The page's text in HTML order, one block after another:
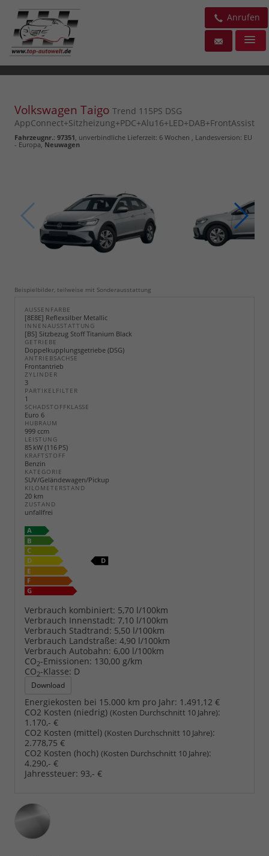
Anrufen
Volkswagen Taigo Trend 115PS DSG
AppConnect+Sitzheizung+PDC+Alu16+LED+DAB+FrontAssist
Fahrzeugnr.: 97351 , unverbindliche Lieferzeit: 6 Wochen , Landesversion: EU
- Europa,Neuwagen
Beispielbilder, teilweise mit Sonderausstattung
AUSSENFARBE
[8E8E] Reflexsilber Metallic
INNENAUSSTATTUNG
[BS] Sitzbezug Stoff Titanium Black
GETRIEBE
Doppelkupplungsgetriebe (DSG)
ANTRIEBSACHSE
Frontantrieb
ZYLINDER
3
PARTIKELFILTER
1
SCHADSTOFFKLASSE
Euro 6
HUBRAUM
999 ccm
LEISTUNG
85 kW (116 PS)
KRAFTSTOFF
Benzin
KATEGORIE
SUV/Geländewagen/Pickup
KILOMETERSTAND
20 km
ZUSTAND
unfallfrei
Verbrauch kombiniert: 5,70 l/100km
Verbrauch Innenstadt: 7,10 l/100km
Verbrauch Stadtrand: 5,50 l/100km
Verbrauch Landstraße: 4,90 l/100km
Verbrauch Autobahn: 6,00 l/100km
CO2-Emissionen: 130,00 g/km
CO2-Klasse: D
Download
Energiekosten bei 15.000 km pro Jahr: 1.491,12 €
CO2 Kosten (niedrig) (Kosten Durchschnitt 10 Jahre):
1.170,- €
CO2 Kosten (mittel) (Kosten Durchschnitt 10 Jahre):
2.778,75 €
CO2 Kosten (hoch) (Kosten Durchschnitt 10 Jahre):
4.290,- €
Jahressteuer: 93,- €